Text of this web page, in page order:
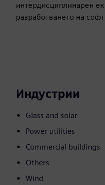
интердисциплинарен
разработването на
Индустрии
Glass and solar
Power utilities
Commercial buildings
Others
Wind